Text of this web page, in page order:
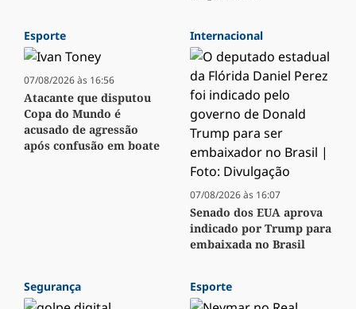
Esporte
07/08/2026 às 16:56
Atacante que disputou
Copa do Mundo é
acusado de agressão
após confusão em boate
Internacional
07/08/2026 às 16:07
Senado dos EUA aprova
indicado por Trump para
embaixada no Brasil
Segurança Esporte